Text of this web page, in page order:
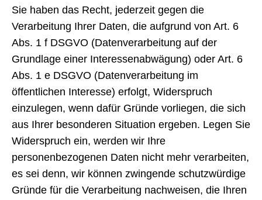
Sie haben das Recht, jederzeit gegen die
Verarbeitung Ihrer Daten, die aufgrund von Art. 6
Abs. 1 f DSGVO (Datenverarbeitung auf der
Grundlage einer Interessenabwägung) oder Art. 6
Abs. 1 e DSGVO (Datenverarbeitung im
öffentlichen Interesse) erfolgt, Widerspruch
einzulegen, wenn dafür Gründe vorliegen, die sich
aus Ihrer besonderen Situation ergeben. Legen Sie
Widerspruch ein, werden wir Ihre
personenbezogenen Daten nicht mehr verarbeiten,
es sei denn, wir können zwingende schutzwürdige
Gründe für die Verarbeitung nachweisen, die Ihren